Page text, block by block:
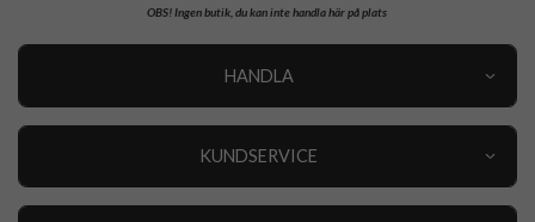
OBS!Ingen butik, du kan inte handla här på plats
HANDLA
KUNDSERVICE